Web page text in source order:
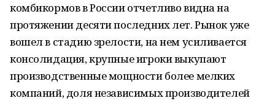
комбикормов в России отчетливо видна на
протяжении десяти последних лет. Рынок уже
вошел в стадию зрелости, на нем усиливается
консолидация, крупные игроки выкупают
производственные мощности более мелких
компаний, доля независимых производителей